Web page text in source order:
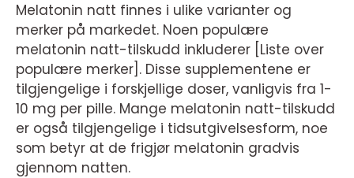
Melatonin natt finnes i ulike varianter og
merker på markedet. Noen populære
melatonin natt-tilskudd inkluderer [Liste over
populære merker]. Disse supplementene er
tilgjengelige i forskjellige doser, vanligvis fra 1-
10 mg per pille. Mange melatonin natt-tilskudd
er også tilgjengelige i tidsutgivelsesform, noe
som betyr at de frigjør melatonin gradvis
gjennom natten.